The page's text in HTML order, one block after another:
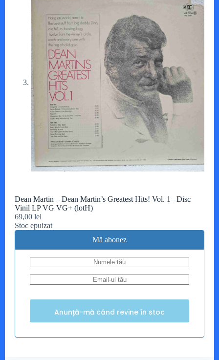
Dean Martin – Dean Martin’s Greatest Hits! Vol. 1– Disc
Vinil LP VG VG+ (lotH)
69,00 lei
Stoc epuizat
Mă abonez